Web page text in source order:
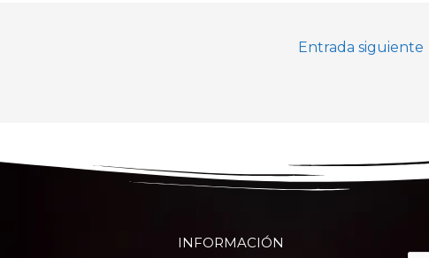
Entrada siguiente
INFORMACIÓN